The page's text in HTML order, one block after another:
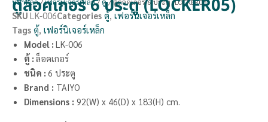
ตู้ล็อคเกอร์ 6 ประตู (LOCKER05)
SKU LK-006Categories ตู้, เฟอร์นิเจอร์เหล็ก
Tags ตู้, เฟอร์นิเจอร์เหล็ก
Model : LK-006
ตู้ : ล็อคเกอร์
ชนิด : 6 ประตู
Brand : TAIYO
Dimensions : 92(W) x 46(D) x 183(H) cm.